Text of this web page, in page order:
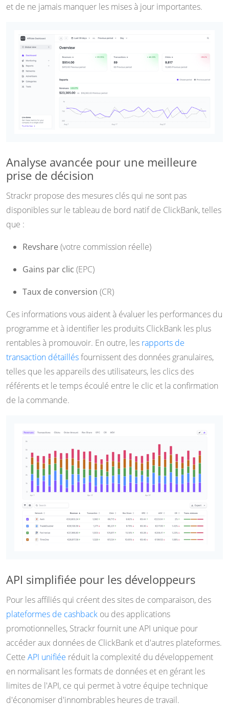
et de ne jamais manquer les mises à jour importantes.
Analyse avancée pour une meilleure
prise de décision
Strackr propose des mesures clés qui ne sont pas
disponibles sur le tableau de bord natif de ClickBank, telles
que :
Revshare(votre commission réelle)
Gains par clic (EPC)
Taux de conversion (CR)
Ces informations vous aident à évaluer les performances du
programme et à identifier les produits ClickBank les plus
rentables à promouvoir. En outre, les rapports de
transaction détaillésfournissent des données granulaires,
telles que les appareils des utilisateurs, les clics des
référents et le temps écoulé entre le clic et la confirmation
de la commande.
API simplifiée pour les développeurs
Pour les affiliés qui créent des sites de comparaison, des
plateformes de cashback ou des applications
promotionnelles, Strackr fournit une API unique pour
accéder aux données de ClickBank et d'autres plateformes.
Cette API unifiée réduit la complexité du développement
en normalisant les formats de données et en gérant les
limites de l'API, ce qui permet à votre équipe technique
d'économiser d'innombrables heures de travail.